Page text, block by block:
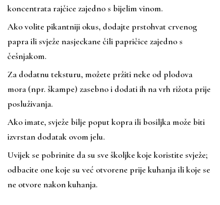
koncentrata rajčice zajedno s bijelim vinom.
Ako volite pikantniji okus, dodajte prstohvat crvenog
papra ili svježe nasjeckane čili papričice zajedno s
češnjakom.
Za dodatnu teksturu, možete pržiti neke od plodova
mora (npr. škampe) zasebno i dodati ih na vrh rižota prije
posluživanja.
Ako imate, svježe bilje poput kopra ili bosiljka može biti
izvrstan dodatak ovom jelu.
Uvijek se pobrinite da su sve školjke koje koristite svježe;
odbacite one koje su već otvorene prije kuhanja ili koje se
ne otvore nakon kuhanja.